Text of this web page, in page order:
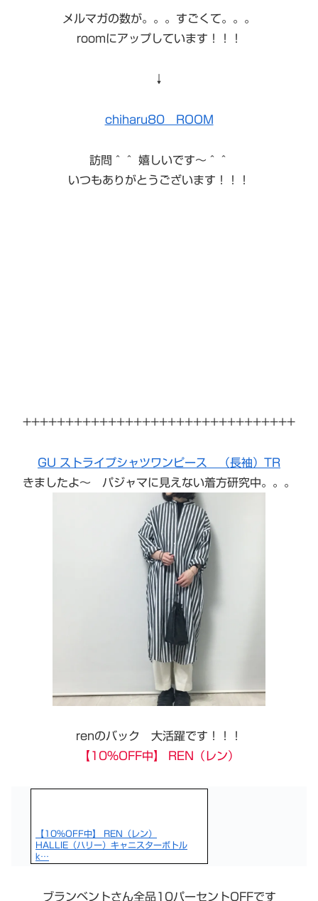
メルマガの数が。。。すごくて。。。
roomにアップしています！！！
↓
chiharu80 ROOM
訪問＾＾ 嬉しいです〜＾＾
いつもありがとうございます！！！
++++++++++++++++++++++++++++++++
GU ストライプシャツワンピース （長袖）TR
きましたよ〜 パジャマに見えない着方研究中。。。
renのバック 大活躍です！！！
【10%OFF中】 REN（レン）
【10%OFF中】 REN（レン）
HALLIE（ハリー）キャニスターボトル
k…
ブランベントさん全品10パーセントOFFです